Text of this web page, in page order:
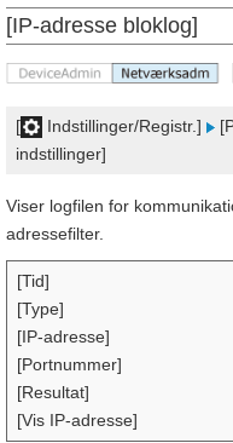
[IP-adresse bloklog]
[ Indstillinger/Registr.]
indstillinger]
Viser logfilen for
adressefilter.
[Tid]
[Type]
[IP-adresse]
[Portnummer]
[Resultat]
[Vis IP-adresse]